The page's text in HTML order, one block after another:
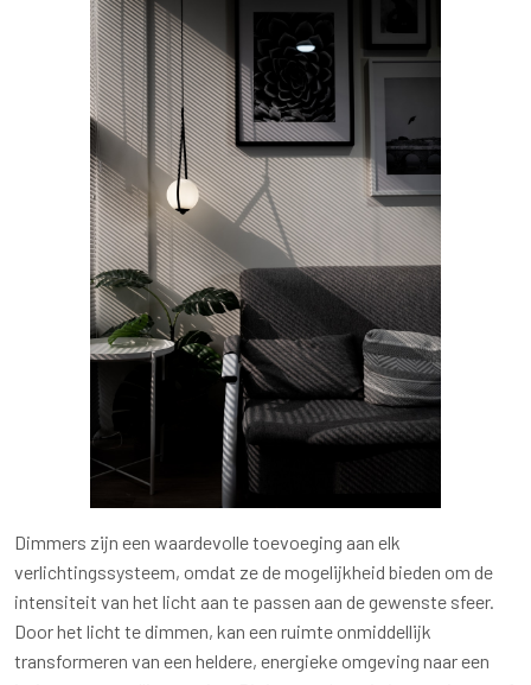
Dimmers zijn een waardevolle toevoeging aan elk
verlichtingssysteem, omdat ze de mogelijkheid bieden om de
intensiteit van het licht aan te passen aan de gewenste sfeer.
Door het licht te dimmen, kan een ruimte onmiddellijk
transformeren van een heldere, energieke omgeving naar een